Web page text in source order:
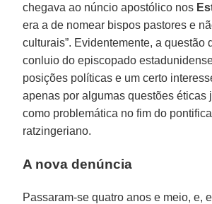
chegava ao núncio apostólico nos
era a de nomear bispos pastores e
culturais”. Evidentemente, a questão
conluio do episcopado
posições políticas e um certo
apenas por algumas questões éticas
como problemática no fim do
ratzingeriano.
A nova denúncia
Passaram-se quatro anos e meio, e,